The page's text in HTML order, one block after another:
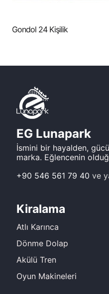
Gondol 24 Kişilik
EG Lunapark
İsmini bir hayalden,
marka. Eğlencenin
+90 546 561 79 40 ve
Kiralama
Atlı Karınca
Dönme Dolap
Akülü Tren
Oyun Makineleri